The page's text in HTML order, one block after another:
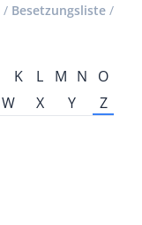
/ Besetzungsliste /
K L M N
O
W X Y Z